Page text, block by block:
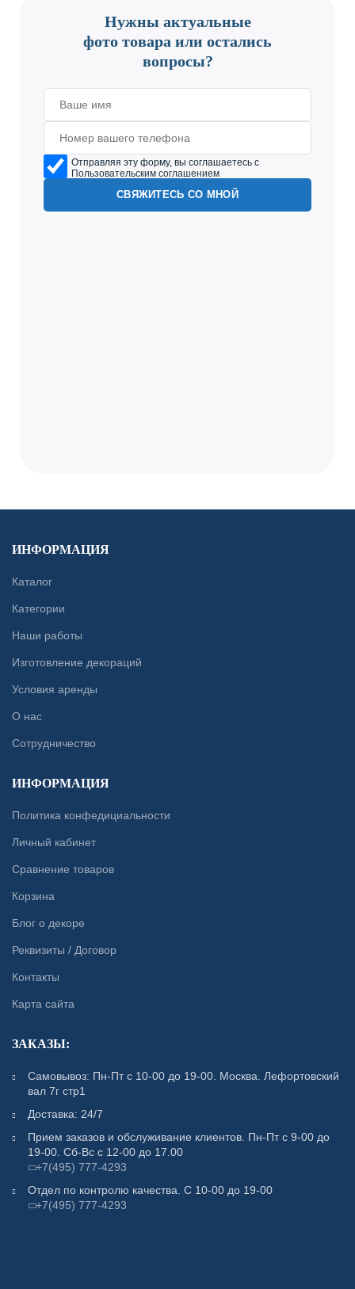
Нужны актуальные
фото товара или остались
вопросы?
Отправляя эту форму, вы соглашаетесь с
Пользовательским соглашением
ИНФОРМАЦИЯ
Каталог
Категории
Наши работы
Изготовление декораций
Условия аренды
О нас
Сотрудничество
ИНФОРМАЦИЯ
Политика конфедициальности
Личный кабинет
Сравнение товаров
Корзина
Блог о декоре
Реквизиты / Договор
Контакты
Карта сайта
ЗАКАЗЫ:
Самовывоз: Пн-Пт с 10-00 до 19-00. Москва. Лефортовский
вал 7г стр1
Доставка: 24/7
Прием заказов и обслуживание клиентов. Пн-Пт с 9-00 до
19-00. Сб-Вс с 12-00 до 17.00
+7(495) 777-4293
Отдел по контролю качества. С 10-00 до 19-00
+7(495) 777-4293